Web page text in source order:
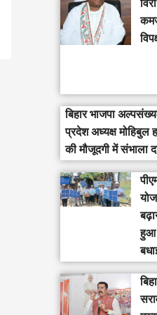
बिहार भाजपा
प्रदेश अध्यक्ष मोहिबुल
की मौजूदगी में संभाला
हुआ